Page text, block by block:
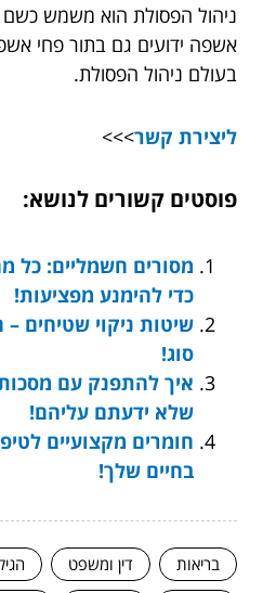
ניהול הפסולת הוא משמש כשם
אשפה ידועים גם בתור פחי
בעולם ניהול הפסולת.
ליצירת קשר>>>
פוסטים קשורים לנושא:
מסורים חשמליים: כל
כדי להימנע מפציעות!
שיטות ניקוי שטיחים
סוג!
איך להתפנק עם
שלא ידעתם עליהם!
חומרים מקצועיים
בחיים שלך!
בריאות דין ומשפט